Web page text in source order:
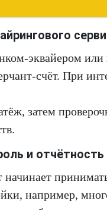
эквайером
счёт. При
затем
и отчётность
например,